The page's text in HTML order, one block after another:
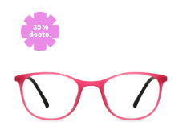
39%
dscto.